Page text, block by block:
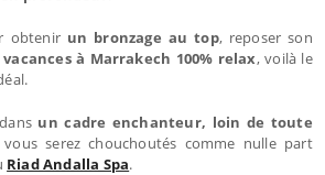
obtenir un bronzage au top, reposer son
vacances à Marrakech 100% relax, voilà le
un cadre enchanteur, loin de toute
serez chouchoutés comme nulle part
Riad Andalla Spa.